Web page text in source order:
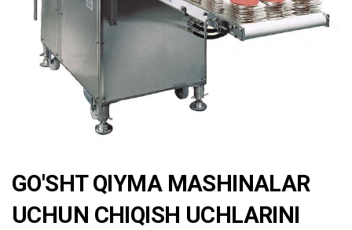
GO'SHT QIYMA MASHINALAR
UCHUN CHIQISH UCHLARINI